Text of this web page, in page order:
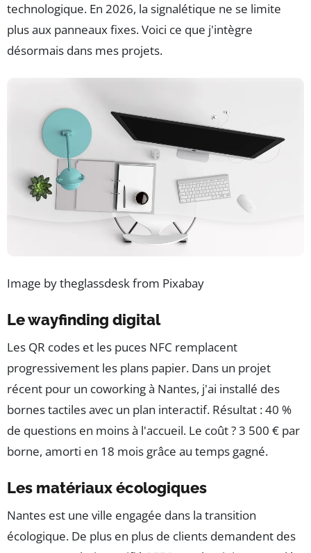
technologique. En 2026, la signalétique ne se limite
plus aux panneaux fixes. Voici ce que j'intègre
désormais dans mes projets.
Image by theglassdesk from Pixabay
Le wayfinding digital
Les QR codes et les puces NFC remplacent
progressivement les plans papier. Dans un projet
récent pour un coworking à Nantes, j'ai installé des
bornes tactiles avec un plan interactif. Résultat : 40 %
de questions en moins à l'accueil. Le coût ? 3 500 € par
borne, amorti en 18 mois grâce au temps gagné.
Les matériaux écologiques
Nantes est une ville engagée dans la transition
écologique. De plus en plus de clients demandent des